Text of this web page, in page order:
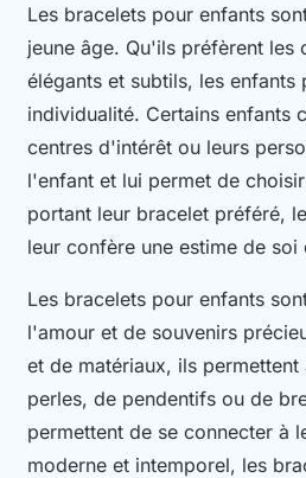
Les bracelets pour enfants
jeune âge. Qu'ils préfèrent les
élégants et subtils, les
individualité. Certains enfants
centres d'intérêt ou leurs
l'enfant et lui permet de
portant leur bracelet préféré,
leur confère une estime de
Les bracelets pour enfants
l'amour et de souvenirs
et de matériaux, ils
perles, de pendentifs ou de
permettent de se connecter à
moderne et intemporel, les